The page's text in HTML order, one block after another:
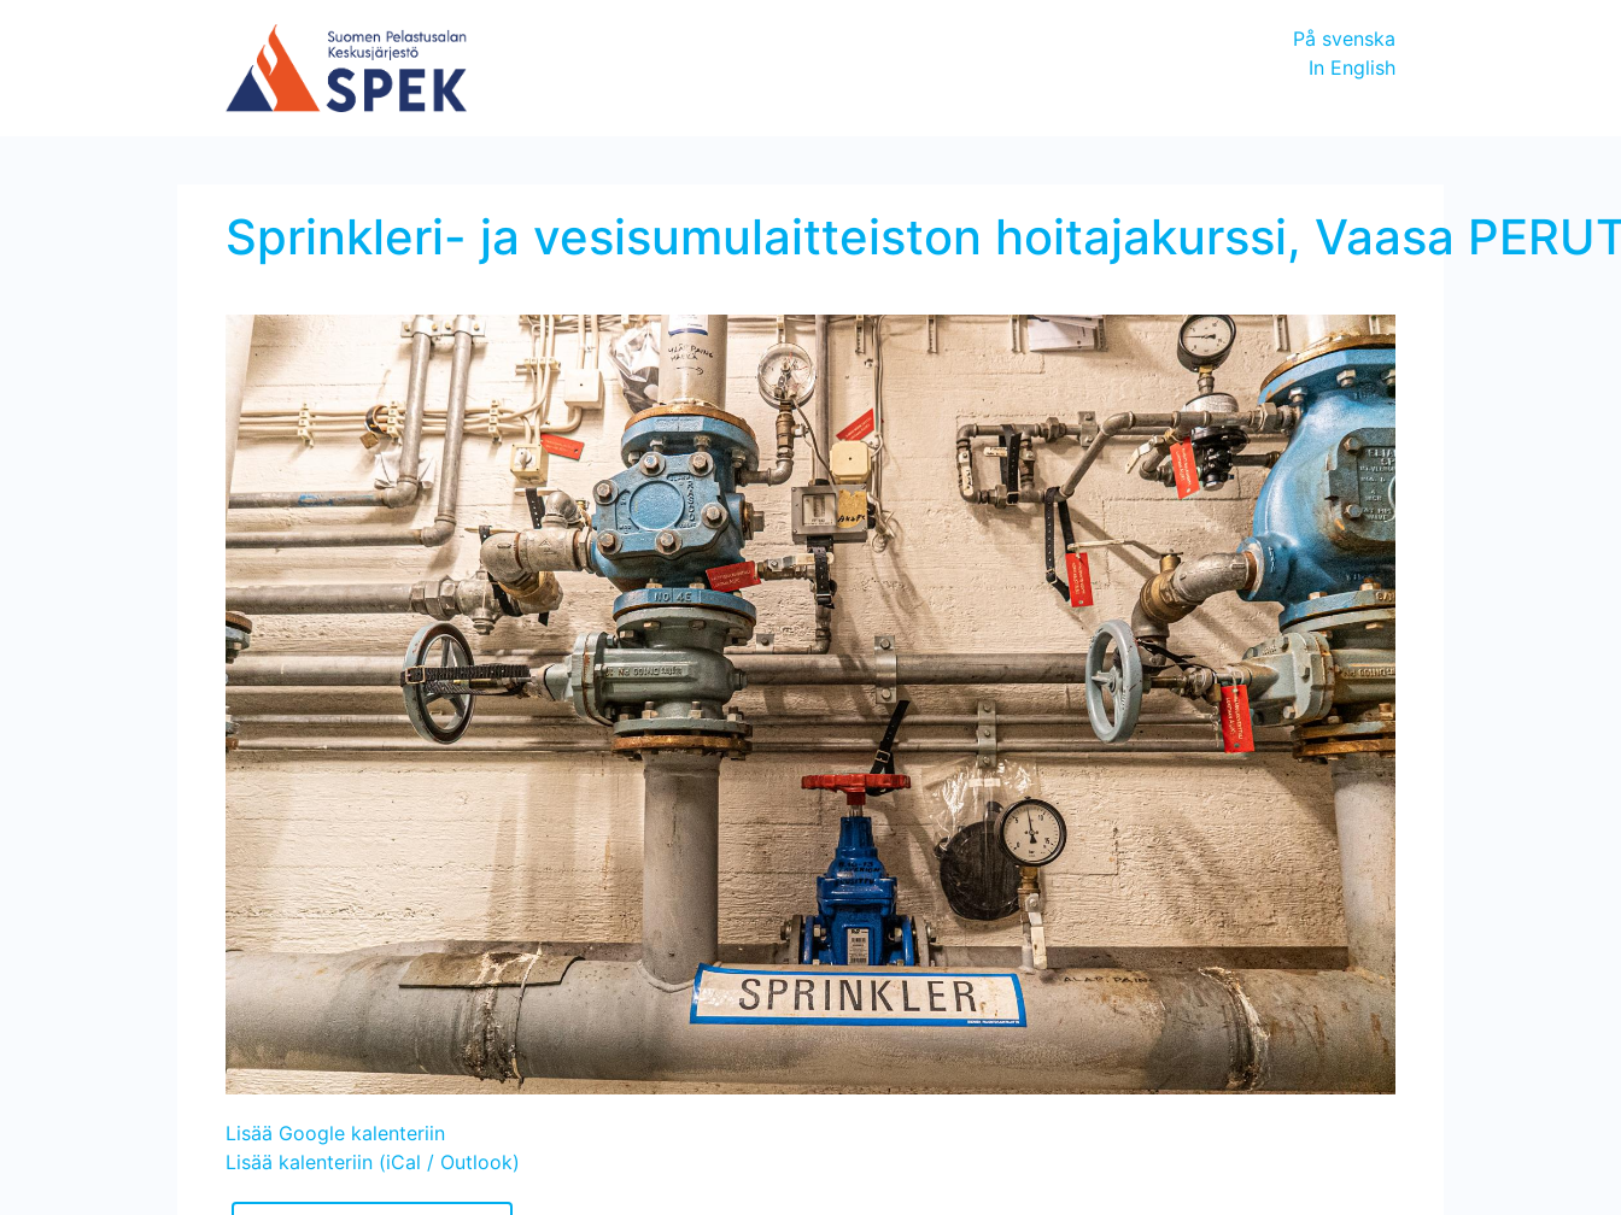
På svenska
In English
Sprinkleri- ja vesisumulaitteiston hoitajakurssi, Vaasa
Lisää Google kalenteriin
Lisää kalenteriin (iCal / Outlook)